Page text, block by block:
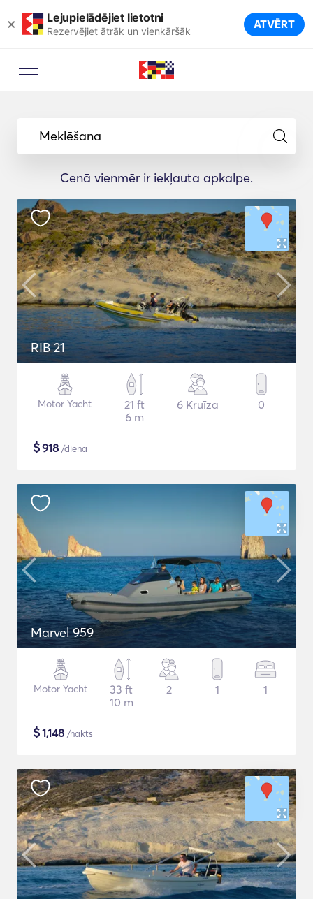
× Lejupielādējiet lietotni
Rezervējiet ātrāk un vienkāršāk ATVĒRT
Meklēšana
Cenā vienmēr ir iekļauta apkalpe.
RIB 21
Motor Yacht
21 ft
6 m
6 Kruīza 0
$918 /diena
Marvel 959
Motor Yacht
33 ft
10 m
2 1 1
$1,148 /nakts